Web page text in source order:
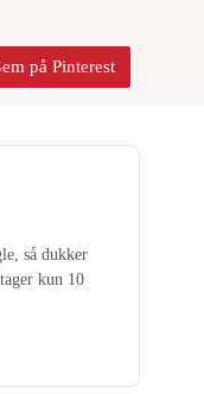
på Pinterest
så dukker
kun 10